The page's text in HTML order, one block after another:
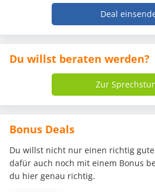
Deal
Du willst beraten werden?
Zur
Bonus Deals
Du willst nicht nur einen richtig
dafür auch noch mit einem Bonus
du hier genau richtig.